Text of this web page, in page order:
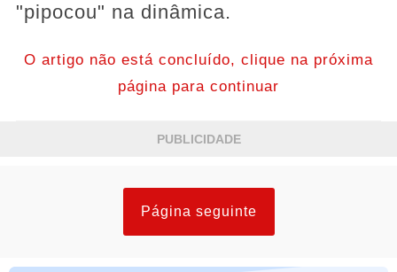
"pipocou" na dinâmica.
O artigo não está concluído, clique na próxima
página para continuar
PUBLICIDADE
Página seguinte